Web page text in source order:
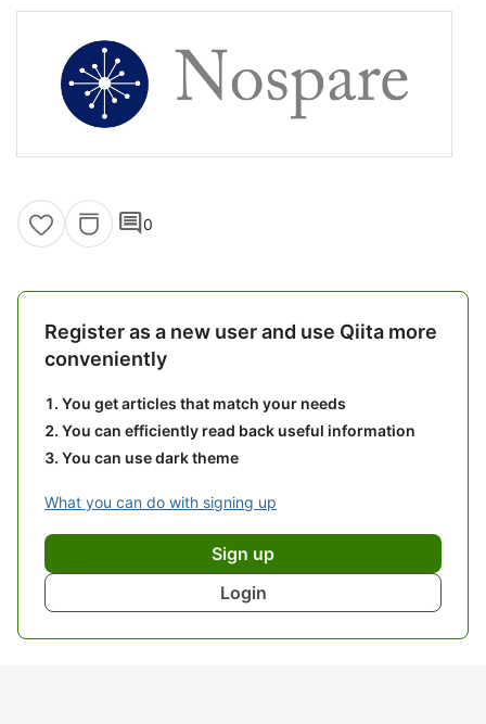
comment0
Register as a new user and use Qiita more
conveniently
You get articles that match your needs
You can efficiently read back useful information
You can use dark theme
What you can do with signing up
Sign up
Login